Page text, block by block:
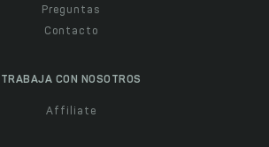
Preguntas
Contacto
TRABAJA CON NOSOTROS
Affiliate